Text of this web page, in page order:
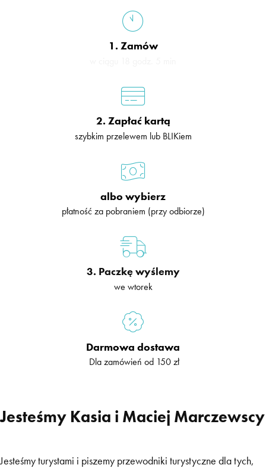
1. Zamów
2. Zapłać kartą
szybkim przelewem lub BLIKiem
albo wybierz
płatność za pobraniem (przy odbiorze)
3. Paczkę wyślemy
we wtorek
Darmowa dostawa
Dla zamówień od 150 zł
Jesteśmy Kasia i Maciej Marczewscy
Jesteśmy turystami i piszemy przewodniki turystyczne dla tych,